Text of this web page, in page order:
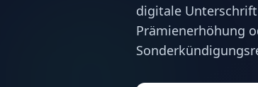
digitale
Prämienerhöhung